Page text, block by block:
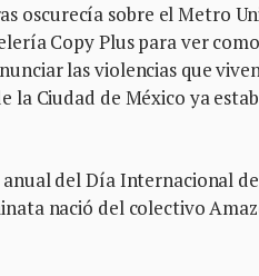
oscurecía sobre el Metro
Copy Plus para ver
las violencias que
la Ciudad de México ya
del Día Internacional
nació del colectivo